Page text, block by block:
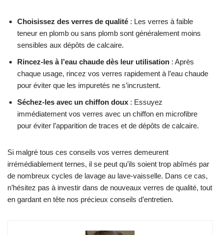
Choisissez des verres de qualité : Les verres à faible
teneur en plomb ou sans plomb sont généralement moins
sensibles aux dépôts de calcaire.
Rincez-les à l’eau chaude dès leur utilisation : Après
chaque usage, rincez vos verres rapidement à l’eau chaude
pour éviter que les impuretés ne s’incrustent.
Séchez-les avec un chiffon doux : Essuyez
immédiatement vos verres avec un chiffon en microfibre
pour éviter l’apparition de traces et de dépôts de calcaire.
Si malgré tous ces conseils vos verres demeurent
irrémédiablement ternes, il se peut qu’ils soient trop abîmés par
de nombreux cycles de lavage au lave-vaisselle. Dans ce cas,
n’hésitez pas à investir dans de nouveaux verres de qualité, tout
en gardant en tête nos précieux conseils d’entretien.